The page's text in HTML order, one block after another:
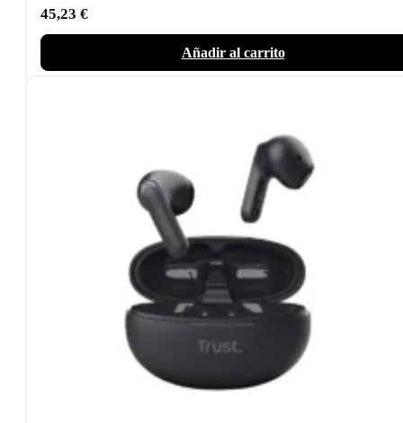
45,23 €
Añadir al carrito